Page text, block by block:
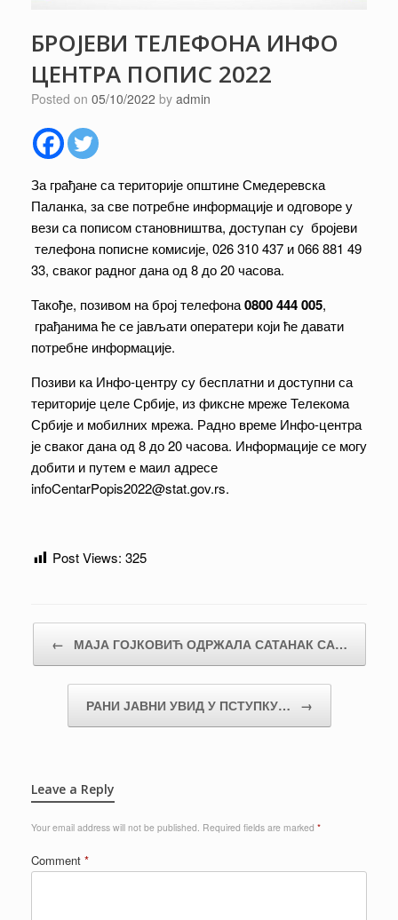
БРОЈЕВИ ТЕЛЕФОНА ИНФО
ЦЕНТРА ПОПИС 2022
Posted on 05/10/2022 by admin
За грађане са територије општине Смедеревска
Паланка, за све потребне информације и одговоре у
вези са пописом становништва, доступан су бројеви
телефона пописне комисије, 026 310 437 и 066 881 49
33, сваког радног дана од 8 до 20 часова.
Такође, позивом на број телефона0800 444 005,
грађанима ће се јављати оператери који ће давати
потребне информације.
Позиви ка Инфо-центру су бесплатни и доступни са
територије целе Србије, из фиксне мреже Телекома
Србије и мобилних мрежа. Радно време Инфо-центра
је сваког дана од 8 до 20 часова. Информације се могу
добити и путем е маил адресе
infoCentarPopis2022@stat.gov.rs.
Post Views: 325
← МАЈА ГОЈКОВИЋ ОДРЖАЛА САТАНАК СА…
РАНИ ЈАВНИ УВИД У ПСТУПКУ… →
Leave a Reply
Your email address will not be published. Required fields are marked *
Comment *